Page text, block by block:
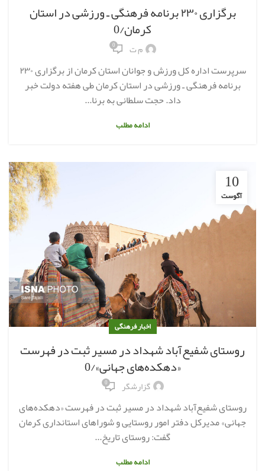
برگزاری ۲۳۰ برنامه فرهنگی ـ ورزشی در استان
کرمان/0
م ت 0
سرپرست اداره کل ورزش و جوانان استان کرمان از برگزاری ۲۳۰
برنامه فرهنگی ـ ورزشی در استان کرمان طی هفته دولت خبر
داد. حجت سلطانی به برنا...
ادامه مطلب
10
آگوست
اخبار فرهنگی
روستای شفیع‌آباد شهداد در مسیر ثبت در فهرست
«دهکده‌های جهانی»/0
گزارشگر 0
روستای شفیع‌آباد شهداد در مسیر ثبت در فهرست «دهکده‌های
جهانی» مدیرکل دفتر امور روستایی و شوراهای استانداری کرمان
گفت: روستای تاریخ...
ادامه مطلب